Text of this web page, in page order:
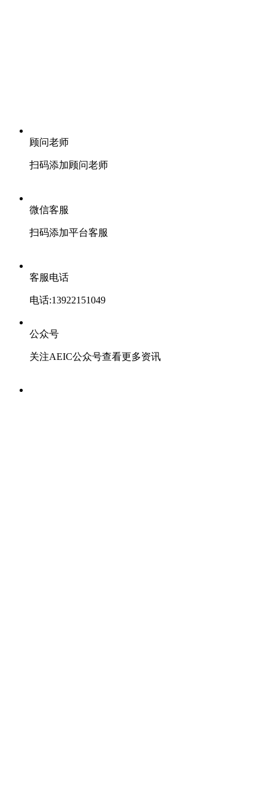
顾问老师
扫码添加顾问老师
微信客服
扫码添加平台客服
客服电话
电话:13922151049
公众号
关注AEIC公众号查看更多资讯